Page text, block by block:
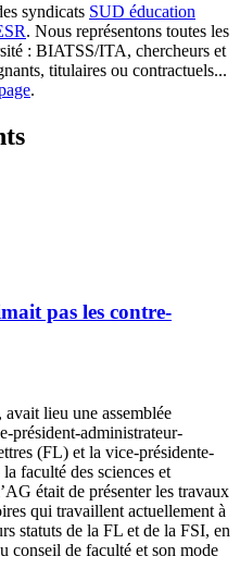
syndicats SUD éducation
. Nous représentons toutes les
: BIATSS/ITA, chercheurs et
titulaires ou contractuels...
.
pas les contre-
lieu une assemblée
président-administrateur-
(FL) et la vice-présidente-
faculté des sciences et
était de présenter les travaux
qui travaillent actuellement à
statuts de la FL et de la FSI, en
conseil de faculté et son mode